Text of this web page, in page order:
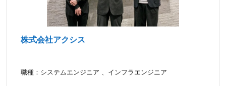
株式会社アクシス
職種：システムエンジニア 、インフラエンジニア